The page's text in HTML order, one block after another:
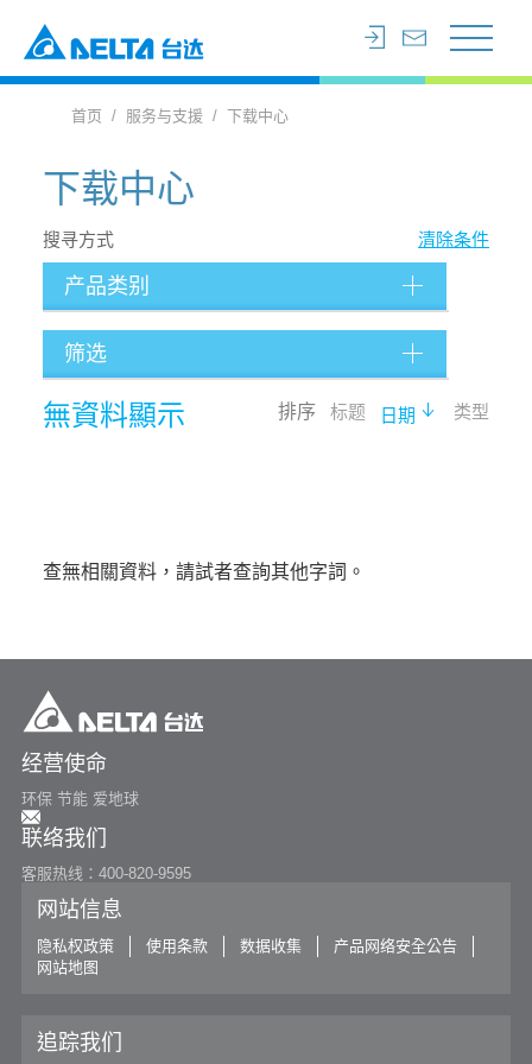
首页 服务与支援 下载中心
下载中心
搜寻方式 清除条件
产品类别
or
筛选
类型
日期
标题
排序
無資料顯示
查無相關資料，請試者查詢其他字詞。
经营使命
环保 节能 爱地球
联络我们
客服热线：400-820-9595
网站信息
隐私权政策 使用条款 数据收集
产品网络安全公告
网站地图
追踪我们